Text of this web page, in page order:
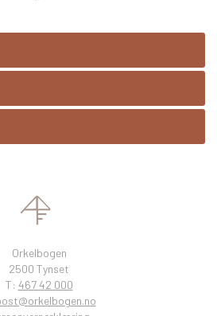
Orkelbogen
2500 Tynset
T: 467 42 000